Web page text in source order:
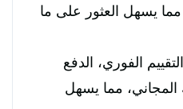
مما يسهل العثور على ما
الفوري، الدفع
المجاني، مما يسهل